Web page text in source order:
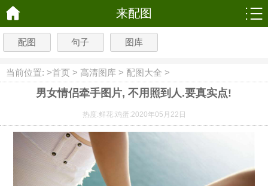
来配图
配图 句子 图库
当前位置: >首页 > 高清图库 > 配图大全 >
男女情侣牵手图片, 不用照到人.要真实点!
热度:鲜花:鸡蛋:2020年05月22日